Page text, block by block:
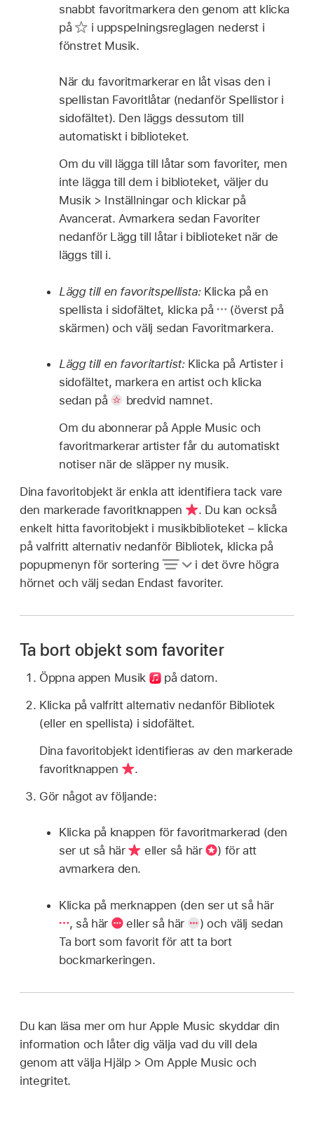
snabbt favoritmarkera den genom att klicka
på
i uppspelningsreglagen nederst i
fönstret Musik.
När du favoritmarkerar en låt visas den i
spellistan Favoritlåtar (nedanför Spellistor i
sidofältet). Den läggs dessutom till
automatiskt i biblioteket.
Om du vill lägga till låtar som favoriter, men
inte lägga till dem i biblioteket, väljer du
Musik > Inställningar och klickar på
Avancerat. Avmarkera sedan Favoriter
nedanför Lägg till låtar i biblioteket när de
läggs till i.
Lägg till en favoritspellista:Klicka på en
spellista i sidofältet, klicka på
(överst på
skärmen) och välj sedan Favoritmarkera.
Lägg till en favoritartist:Klicka på Artister i
sidofältet, markera en artist och klicka
sedan på
bredvid namnet.
Om du abonnerar på Apple Music och
favoritmarkerar artister får du automatiskt
notiser när de släpper ny musik.
Dina favoritobjekt är enkla att identifiera tack vare
den markerade favoritknappen
. Du kan också
enkelt hitta favoritobjekt i musikbiblioteket – klicka
på valfritt alternativ nedanför Bibliotek, klicka på
popupmenyn för sortering
i det övre högra
hörnet och välj sedan Endast favoriter.
Ta bort objekt som favoriter
Öppna appen Musik
på datorn.
Klicka på valfritt alternativ nedanför Bibliotek
(eller en spellista) i sidofältet.
Dina favoritobjekt identifieras av den markerade
favoritknappen
.
Gör något av följande:
Klicka på knappen för favoritmarkerad (den
ser ut så här
eller så här ) för att
avmarkera den.
Klicka på merknappen (den ser ut så här
, så här eller så här ) och välj sedan
Ta bort som favorit för att ta bort
bockmarkeringen.
Du kan läsa mer om hur Apple Music skyddar din
information och låter dig välja vad du vill dela
genom att välja Hjälp > Om Apple Music och
integritet.